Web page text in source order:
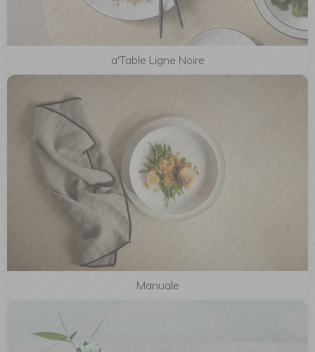
a'Table Ligne Noire
Manuale